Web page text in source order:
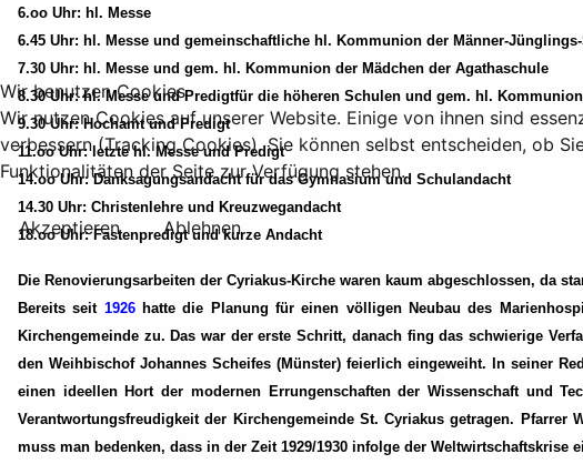
6.oo Uhr: hl. Messe
6.45 Uhr: hl. Messe und gemeinschaftliche hl. Kommunion der Männer-
7.30 Uhr: hl. Messe und gem. hl. Kommunion der Mädchen der Agathaschule
8.30 Uhr: hl. Messe und Predigtfür die höheren Schulen und gem. hl.
9.30 Uhr: Hochamt und Predigt
11.oo Uhr: letzte hl. Messe und Predigt
14.oo Uhr: Danksagungsandacht für das Gymnasium und Schulandacht
14.30 Uhr: Christenlehre und Kreuzwegandacht
18.oo Uhr: Fastenpredigt und kurze Andacht
Die Renovierungsarbeiten der Cyriakus-Kirche waren kaum abgeschlossen, da
Bereits seit 1926hatte die Planung für einen völligen Neubau des
Kirchengemeinde zu. Das war der erste Schritt, danach fing das schwierige
den Weihbischof Johannes Scheifes (Münster) feierlich eingeweiht. In seiner
einen ideellen Hort der modernen Errungenschaften der Wissenschaft und
Verantwortungsfreudigkeit der Kirchengemeinde St. Cyriakus getragen.
muss man bedenken, dass in der Zeit 1929/1930 infolge der Weltwirtschaftskrise
Wir benutzen Cookies
Wir nutzen Cookies auf unserer Website. Einige von ihnen sind
verbessern (Tracking Cookies). Sie können selbst entscheiden, ob
Funktionalitäten der Seite zur Verfügung stehen.
Akzeptieren Ablehnen